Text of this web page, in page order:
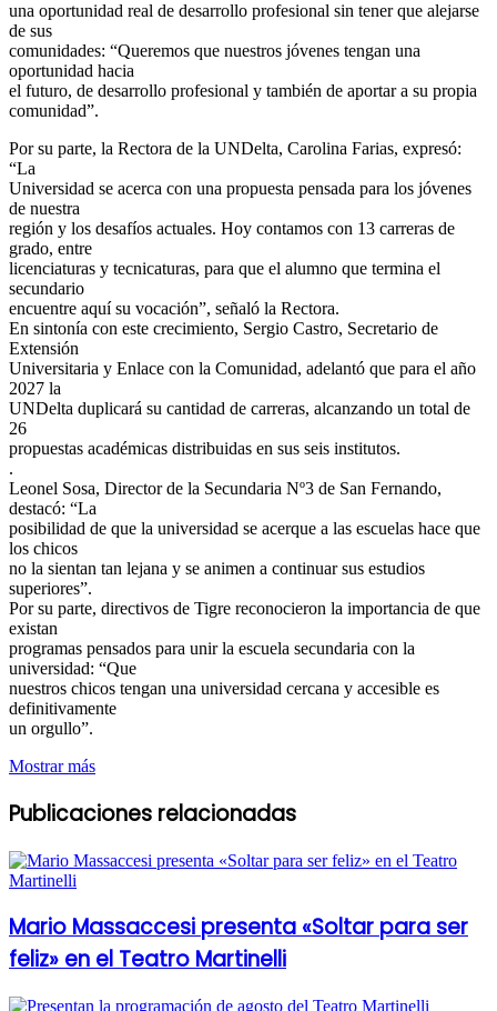
una oportunidad real de desarrollo profesional sin tener que alejarse
de sus
comunidades: “Queremos que nuestros jóvenes tengan una
oportunidad hacia
el futuro, de desarrollo profesional y también de aportar a su propia
comunidad”.
Por su parte, la Rectora de la UNDelta, Carolina Farias, expresó:
“La
Universidad se acerca con una propuesta pensada para los jóvenes
de nuestra
región y los desafíos actuales. Hoy contamos con 13 carreras de
grado, entre
licenciaturas y tecnicaturas, para que el alumno que termina el
secundario
encuentre aquí su vocación”, señaló la Rectora.
En sintonía con este crecimiento, Sergio Castro, Secretario de
Extensión
Universitaria y Enlace con la Comunidad, adelantó que para el año
2027 la
UNDelta duplicará su cantidad de carreras, alcanzando un total de
26
propuestas académicas distribuidas en sus seis institutos.
.
Leonel Sosa, Director de la Secundaria Nº3 de San Fernando,
destacó: “La
posibilidad de que la universidad se acerque a las escuelas hace que
los chicos
no la sientan tan lejana y se animen a continuar sus estudios
superiores”.
Por su parte, directivos de Tigre reconocieron la importancia de que
existan
programas pensados para unir la escuela secundaria con la
universidad: “Que
nuestros chicos tengan una universidad cercana y accesible es
definitivamente
un orgullo”.
Mostrar más
Publicaciones relacionadas
Mario Massaccesi presenta «Soltar para ser
feliz» en el Teatro Martinelli